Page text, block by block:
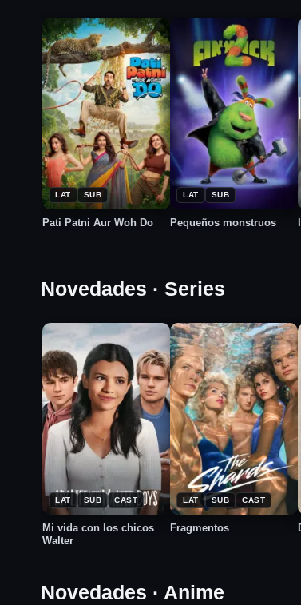
LAT SUB
★
5.7
2026
Pati Patni Aur Woh Do
LAT SUB
★
4.0
2025
Pequeños monstruos
Novedades · Series
LAT SUB CAST
2023
Mi vida con los chicos
Walter
LAT SUB CAST
2026
Fragmentos
Novedades · Anime